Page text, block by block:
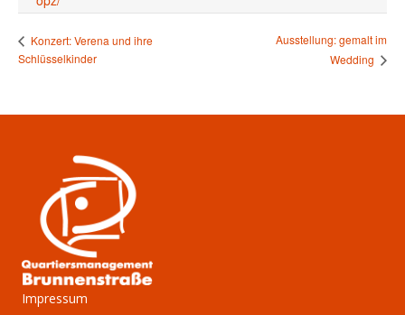
Konzert: Verena und ihre
Schlüsselkinder
Ausstellung: gemalt im
Wedding
Impressum